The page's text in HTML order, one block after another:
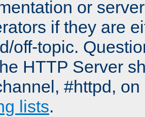
or
if they are
off-topic.
HTTP Server
#httpd,
lists.